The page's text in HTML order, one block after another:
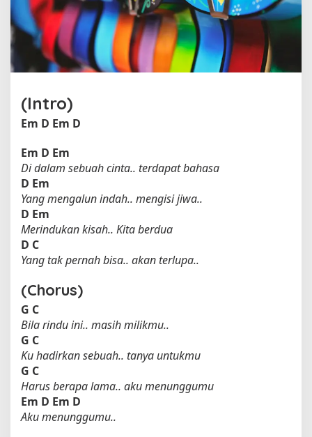
l
e
t
F
a
.
h
e
(Intro)
Em D Em D
Em D Em
Di dalam sebuah cinta.. terdapat bahasa
D Em
Yang mengalun indah.. mengisi jiwa..
D Em
Merindukan kisah.. Kita berdua
D C
Yang tak pernah bisa.. akan terlupa..
(Chorus)
G C
Bila rindu ini.. masih milikmu..
G C
Ku hadirkan sebuah.. tanya untukmu
G C
Harus berapa lama.. aku menunggumu
Em D Em D
Aku menunggumu..